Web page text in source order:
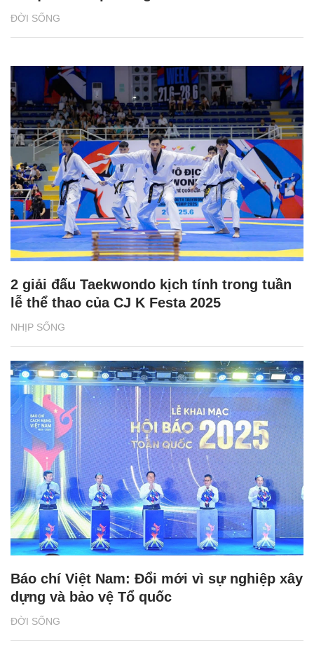
ĐỜI SỐNG
NHỊP SỐNG
2 giải đấu Taekwondo kịch tính trong tuần
lễ thể thao của CJ K Festa 2025
ĐỜI SỐNG
Báo chí Việt Nam: Đổi mới vì sự nghiệp xây
dựng và bảo vệ Tổ quốc